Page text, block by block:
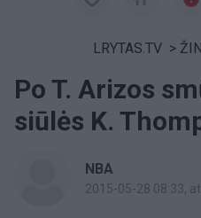
LRYTAS.TV >
Po T. Arizos
siūlės K.
NBA
2015-05-28 08:33,